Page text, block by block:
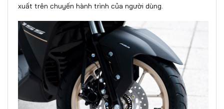
xuất trên chuyến hành trình của người dùng.